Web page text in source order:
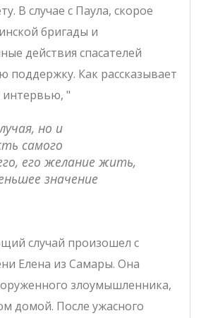
В случае с Паула, скорое
бригады и
действия спасателей
поддержку. Как рассказывает
интервью, "
но и
самого
его желание жить,
значение
случай произошел с
Елена из Самары. Она
злоумышленника,
домой. После ужасного